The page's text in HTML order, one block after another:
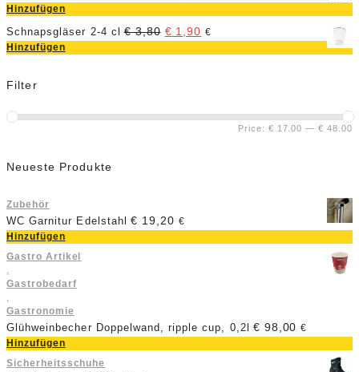
Hinzufügen
Schnapsgläser 2-4 cl €3,80 € 1,90 €
Hinzufügen
Filter
Price: € 17.00 —€ 48.00
Neueste Produkte
Zubehör
WC Garnitur Edelstahl € 19,20 €
Hinzufügen
Gastro Artikel
,
Gastrobedarf
,
Gastronomie
Glühweinbecher Doppelwand, ripple cup, 0,2l € 98,00 €
Hinzufügen
Sicherheitsschuhe